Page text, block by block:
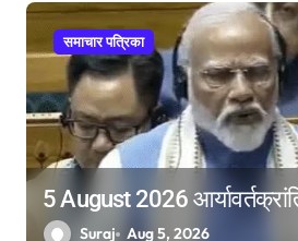
समाचार पत्रिका
5 August 2026
Suraj Aug 5, 2026